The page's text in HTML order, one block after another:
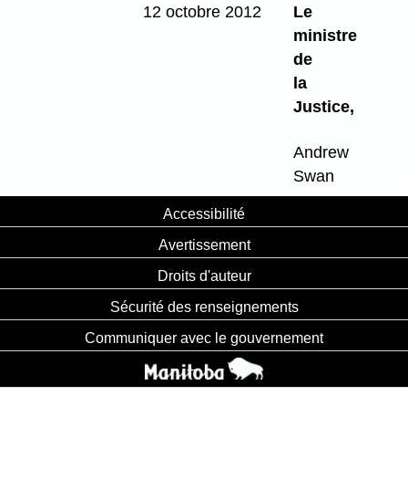
12 octobre 2012
Le
ministre
de
la
Justice,
Andrew
Swan
Accessibilité
Avertissement
Droits d'auteur
Sécurité des renseignements
Communiquer avec le gouvernement